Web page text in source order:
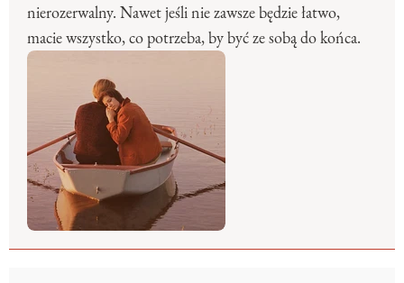
nierozerwalny. Nawet jeśli nie zawsze będzie łatwo,
macie wszystko, co potrzeba, by być ze sobą do końca.